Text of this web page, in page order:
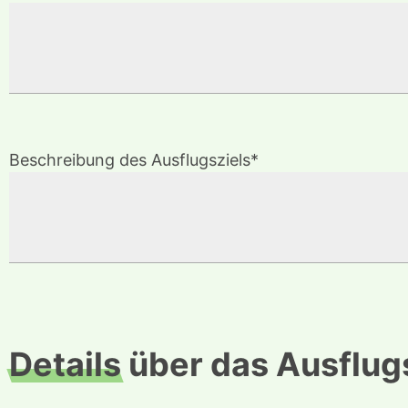
Beschreibung des Ausflugsziels*
Details über das